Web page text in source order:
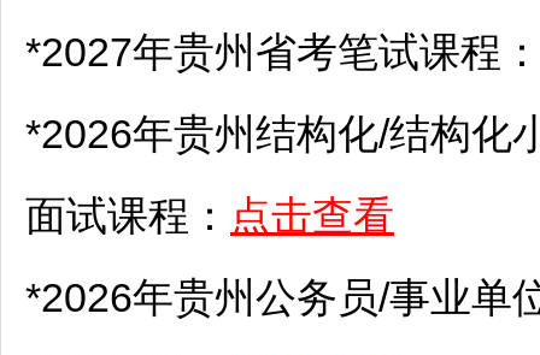
*2027年贵州省考笔试课程
*2026年贵州结构化/结构化
面试课程： 点击查看
*2026年贵州公务员/事业单